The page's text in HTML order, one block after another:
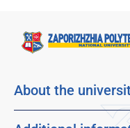
About the
Mission, vision and values